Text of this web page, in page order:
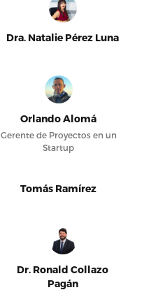
Dra. Natalie Pérez Luna
Orlando Alomá
Gerente de Proyectos en un
Startup
Tomás Ramírez
Dr. Ronald Collazo
Pagán